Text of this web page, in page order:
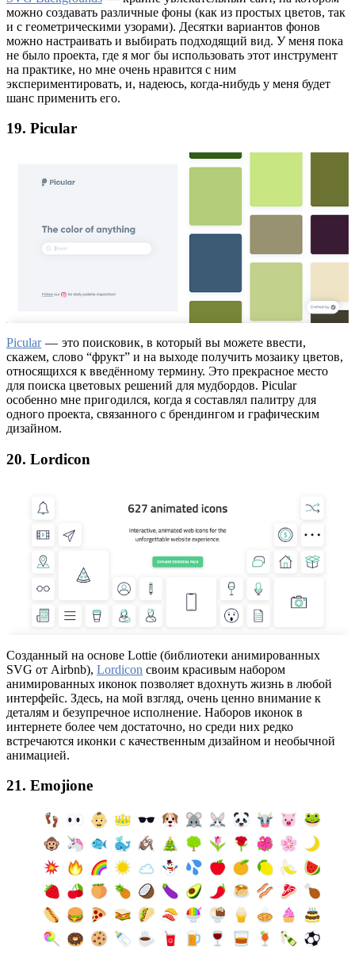
можно создавать различные фоны (как из простых цветов, так
и с геометрическими узорами). Десятки вариантов фонов
можно настраивать и выбирать подходящий вид. У меня пока
не было проекта, где я мог бы использовать этот инструмент
на практике, но мне очень нравится с ним
экспериментировать, и, надеюсь, когда-нибудь у меня будет
шанс применить его.
19. Picular
Picular— это поисковик, в который вы можете ввести,
скажем, слово “фрукт” и на выходе получить мозаику цветов,
относящихся к введённому термину. Это прекрасное место
для поиска цветовых решений для мудбордов. Picular
особенно мне пригодился, когда я составлял палитру для
одного проекта, связанного с брендингом и графическим
дизайном.
20. Lordicon
Созданный на основе Lottie (библиотеки анимированных
SVG от Airbnb), Lordicon своим красивым набором
анимированных иконок позволяет вдохнуть жизнь в любой
интерфейс. Здесь, на мой взгляд, очень ценно внимание к
деталям и безупречное исполнение. Наборов иконок в
интернете более чем достаточно, но среди них редко
встречаются иконки с качественным дизайном и необычной
анимацией.
21. Emojione